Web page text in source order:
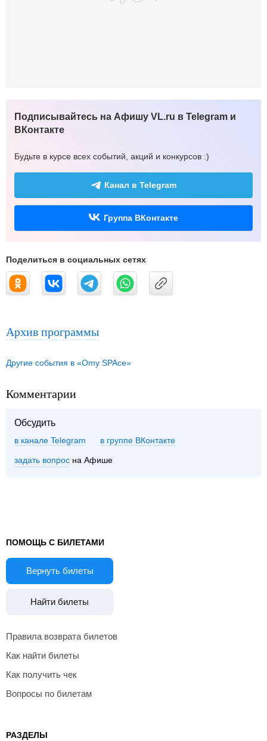
Подписывайтесь на Афишу VL.ru в Telegram и
ВКонтакте
Будьте в курсе всех событий, акций и конкурсов :)
Канал в Telegram
Группа ВКонтакте
Поделиться в социальных сетях
Архив программы
Другие события в «Omy SPAce»
Комментарии
Обсудить
в канале Telegram группе ВКонтакте
задать вопрос на Афише
ПОМОЩЬ С БИЛЕТАМИ
Вернуть билеты
Найти билеты
Правила возврата билетов
Как найти билеты
Как получить чек
Вопросы по билетам
РАЗДЕЛЫ